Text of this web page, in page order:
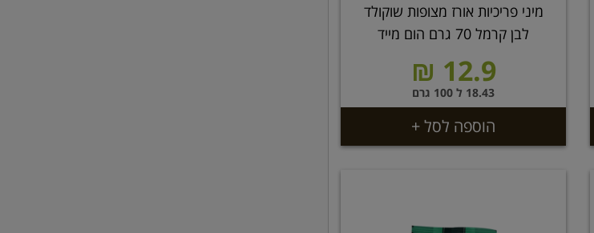
מיני פריכיות אורז מצופות שוקולד
לבן קרמל 70 גרם הום מייד
12.9 ₪
18.43 ל 100 גרם
הוספה לסל +